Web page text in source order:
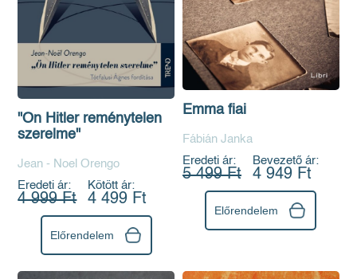
"Ön Hitler reménytelen
szerelme"
Jean - Noel Orengo
Eredeti ár:
4 999 Ft
Kötött ár:
4 499 Ft
Előrendelem
Emma fiai
Fábián Janka
Eredeti ár:
5 499 Ft
Bevezető ár:
4 949 Ft
Előrendelem